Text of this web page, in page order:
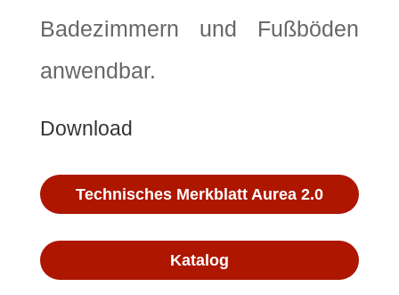
Badezimmern und Fußböden
anwendbar.
Download
Technisches Merkblatt Aurea 2.0
Katalog